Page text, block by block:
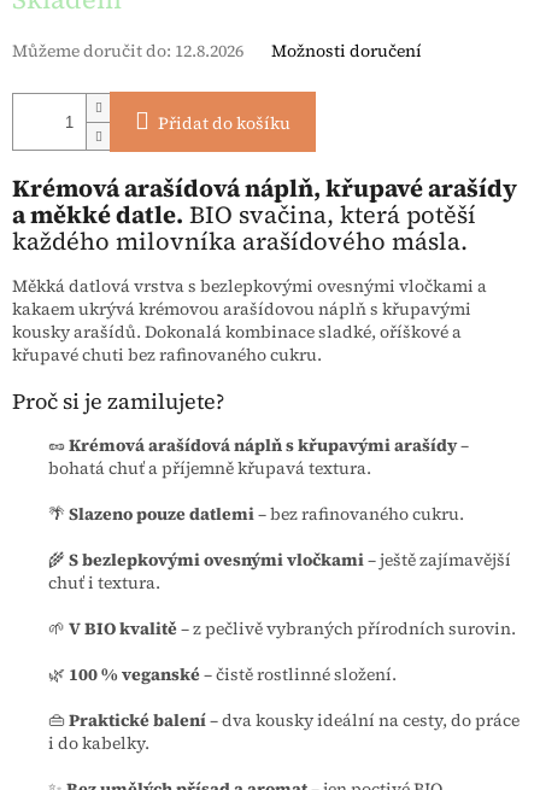
Můžeme doručit do: 12.8.2026 Možnosti doručení
Přidat do košíku
Krémová arašídová náplň, křupavé arašídy
a měkké datle. BIO svačina, která potěší
každého milovníka arašídového másla.
Měkká datlová vrstva s bezlepkovými ovesnými vločkami a
kakaem ukrývá krémovou arašídovou náplň s křupavými
kousky arašídů. Dokonalá kombinace sladké, oříškové a
křupavé chuti bez rafinovaného cukru.
Proč si je zamilujete?
🥜 Krémová arašídová náplň s křupavými arašídy–
bohatá chuť a příjemně křupavá textura.
🌴 Slazeno pouze datlemi– bez rafinovaného cukru.
🌾 S bezlepkovými ovesnými vločkami– ještě zajímavější
chuť i textura.
🌱 V BIO kvalitě– z pečlivě vybraných přírodních surovin.
🌿 100 % veganské– čistě rostlinné složení.
👜 Praktické balení– dva kousky ideální na cesty, do práce
i do kabelky.